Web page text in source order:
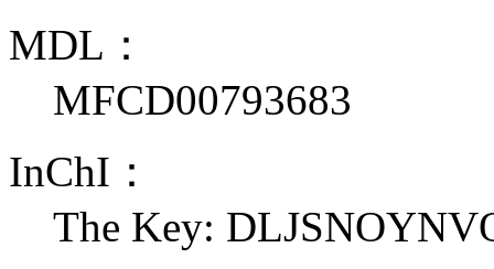
MDL：
MFCD00793683
InChI：
The Key: